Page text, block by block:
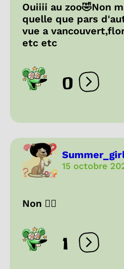
Ouiiii au zoo🤣Non
quelle que pars
vue a
etc etc
0 Ouvrir
15 octobre
Non 🙂‍↔️
1 Ouvrir